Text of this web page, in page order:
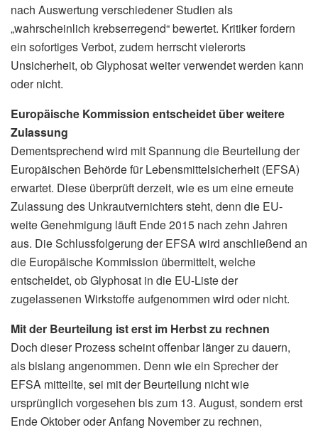
nach Auswertung verschiedener Studien als
„wahrscheinlich krebserregend“ bewertet. Kritiker fordern
ein sofortiges Verbot, zudem herrscht vielerorts
Unsicherheit, ob Glyphosat weiter verwendet werden kann
oder nicht.
Europäische Kommission entscheidet über weitere
Zulassung
Dementsprechend wird mit Spannung die Beurteilung der
Europäischen Behörde für Lebensmittelsicherheit (EFSA)
erwartet. Diese überprüft derzeit, wie es um eine erneute
Zulassung des Unkrautvernichters steht, denn die EU-
weite Genehmigung läuft Ende 2015 nach zehn Jahren
aus. Die Schlussfolgerung der EFSA wird anschließend an
die Europäische Kommission übermittelt, welche
entscheidet, ob Glyphosat in die EU-Liste der
zugelassenen Wirkstoffe aufgenommen wird oder nicht.
Mit der Beurteilung ist erst im Herbst zu rechnen
Doch dieser Prozess scheint offenbar länger zu dauern,
als bislang angenommen. Denn wie ein Sprecher der
EFSA mitteilte, sei mit der Beurteilung nicht wie
ursprünglich vorgesehen bis zum 13. August, sondern erst
Ende Oktober oder Anfang November zu rechnen,